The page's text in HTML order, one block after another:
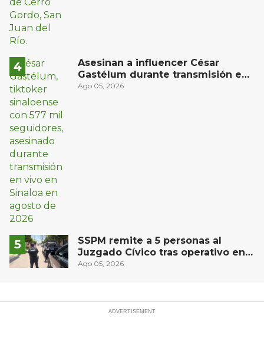
Asesinan a influencer César
Gastélum durante transmisión en
vivo en Sinaloa
Ago 05, 2026
SSPM remite a 5 personas al
Juzgado Cívico tras operativo en
San Juan del Río
Ago 05, 2026